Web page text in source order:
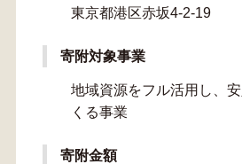
東京都港区赤坂4-2-19
寄附対象事業
地域資源をフル活用し、
くる事業
寄附金額